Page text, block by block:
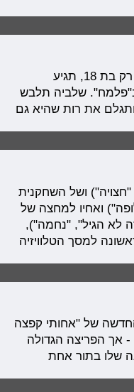
גם הדוגמנית המצליחה יעל שלביה, רק בת 18, תגיע
שלביה תלבש
את רות שהיא גם
ושל השחקנית
ואחיו למחצה של
לא הגיל", "נחמה"),
למסך הטלוויזיה
של "אחותי קפצה
אך הפריצה הגדולה
שלו בתור אחת